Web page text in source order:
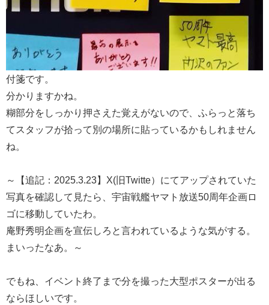
付箋です。
分かりますかね。
糊部分をしっかり押さえた覚えがないので、ふらっと落ち
てスタッフが拾って別の場所に貼っているかもしれません
ね。
～【追記：2025.3.23】X(旧Twitte）にてアップされていた
写真を確認して見たら、宇宙戦艦ヤマト放送50周年企画ロ
ゴに移動していたわ。
庵野秀明企画を宣伝しろと言われているような気がする。
まいったなあ。～
でもね、イベント終了まで分を撮った大型ポスターが出る
ならほしいです。